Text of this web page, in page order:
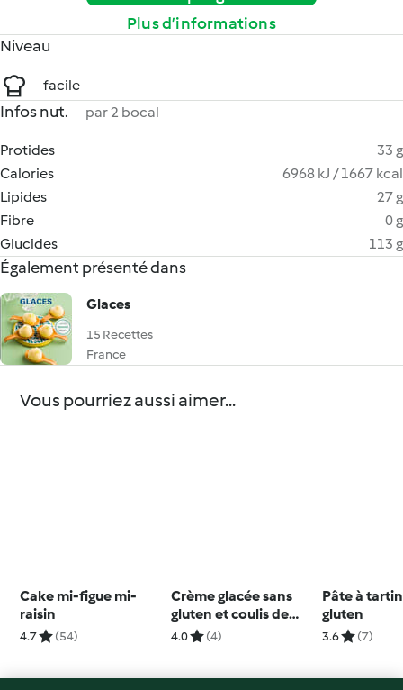
Plus d’informations
Niveau
facile
Infos nut. par 2 bocal
Protides
33 g
Calories
6968 kJ / 1667 kcal
Lipides
27 g
Fibre
0 g
Glucides
113 g
Également présenté dans
Glaces
15 Recettes
France
Vous pourriez aussi aimer...
Cake mi-figue mi-
raisin
4.7 (54)
Crème glacée sans
gluten et coulis de
cerises
4.0 (4)
Pâte à
gluten
3.6 (7)